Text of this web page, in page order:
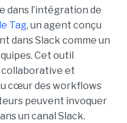
dans l’intégration de
Tag, un agent conçu
dans Slack comme un
Cet outil
et
cœur des workflows
peuvent invoquer
un canal Slack.